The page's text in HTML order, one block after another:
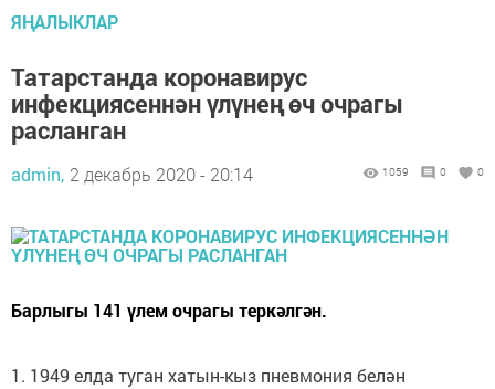
ЯҢАЛЫКЛАР
Татарстанда коронавирус
инфекциясеннән үлүнең өч очрагы
расланган
admin, 2 декабрь 2020 - 20:14 1059 0 0
Барлыгы 141 үлем очрагы теркәлгән.
1. 1949 елда туган хатын-кыз пневмония белән